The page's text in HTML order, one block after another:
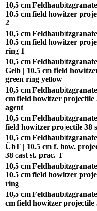
10,5 cm
10.5 cm field howitzer
2
10,5 cm
10.5 cm field howitzer
ring 1
10,5 cm
Gelb | 10.5 cm field
green ring yellow
10,5 cm
cm field howitzer projectile
agent
10,5 cm
field howitzer projectile 38
10,5 cm
ÜbT | 10.5 cm f. how.
38 cast st. prac. T
10,5 cm
10.5 cm field howitzer
ring
10,5 cm
cm field howitzer projectile